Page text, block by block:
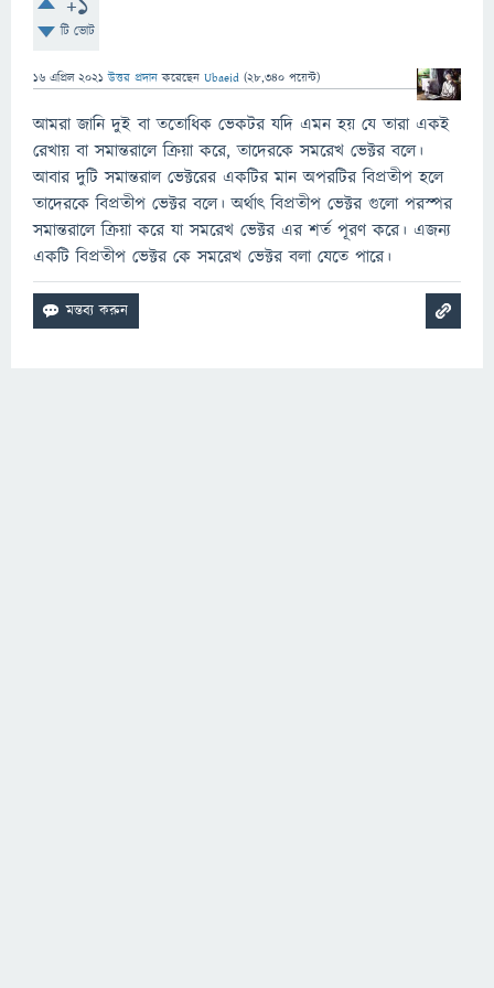
টি ভোট
16 এপ্রিল 2021 উত্তর প্রদান করেছেন Ubaeid (28,340 পয়েন্ট)
আমরা জানি দুই বা ততোধিক ভেকটর যদি এমন হয় যে তারা একই
রেখায় বা সমান্তরালে ক্রিয়া করে, তাদেরকে সমরেখ ভেক্টর বলে।
আবার দুটি সমান্তরাল ভেক্টরের একটির মান অপরটির বিপ্রতীপ হলে
তাদেরকে বিপ্রতীপ ভেক্টর বলে। অর্থাৎ বিপ্রতীপ ভেক্টর গুলো পরস্পর
সমান্তরালে ক্রিয়া করে যা সমরেখ ভেক্টর এর শর্ত পূরণ করে। এজন্য
একটি বিপ্রতীপ ভেক্টর কে সমরেখ ভেক্টর বলা যেতে পারে।